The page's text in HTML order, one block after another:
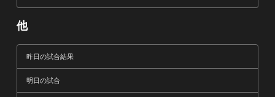
他
昨日の試合結果
明日の試合